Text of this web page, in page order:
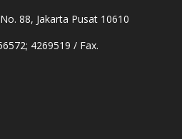
88, Jakarta Pusat 10610
4269519 / Fax.